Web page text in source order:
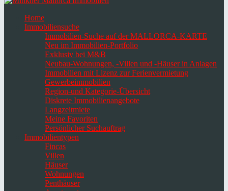
Home
Immobiliensuche
Immobilien-Suche auf der MALLORCA-KARTE
Neu im Immobilien-Portfolio
Exklusiv bei M&B
Neubau-Wohnungen, -Villen und -Häuser in Anlagen
Immobilien mit Lizenz zur Ferienvermietung
Gewerbeimmobilien
Region-und Kategorie-Übersicht
Diskrete Immobilienangebote
Langzeitmiete
Meine Favoriten
Persönlicher Suchauftrag
Immobilientypen
Fincas
Villen
Häuser
Wohnungen
Penthäuser